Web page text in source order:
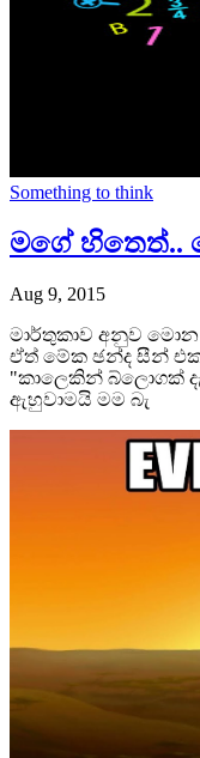
Something to think
මගේ හිතෙත්..
Aug 9, 2015
මාර්තුකාව අනුව
ඒත් මේක ඡන්ද සීන්
"කාලෙකින් බ්ලොගක්
ඇහුවාමයි මම බැ